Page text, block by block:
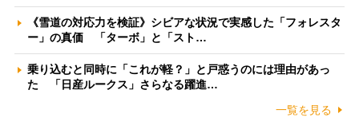
《雪道の対応力を検証》シビアな状況で実感した「フォレスタ
ー」の真価 「ターボ」と「スト…
乗り込むと同時に「これが軽？」と戸惑うのには理由があっ
た 「日産ルークス」さらなる躍進…
一覧を見る